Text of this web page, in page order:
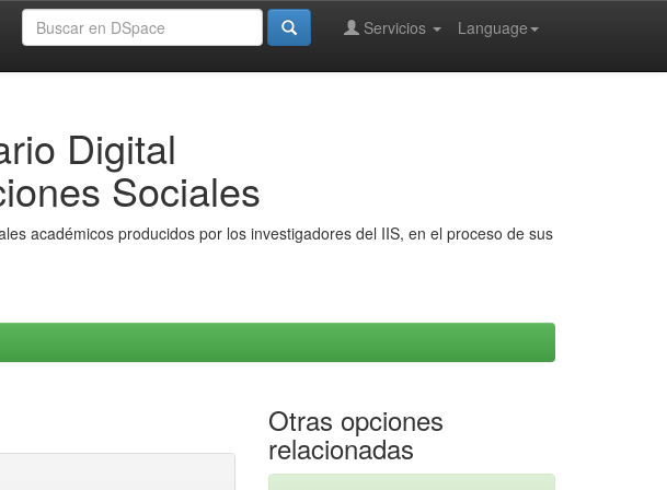
Language
Servicios
Digital
Sociales
académicos producidos por los investigadores del IIS, en el proceso de sus
Otras opciones
relacionadas